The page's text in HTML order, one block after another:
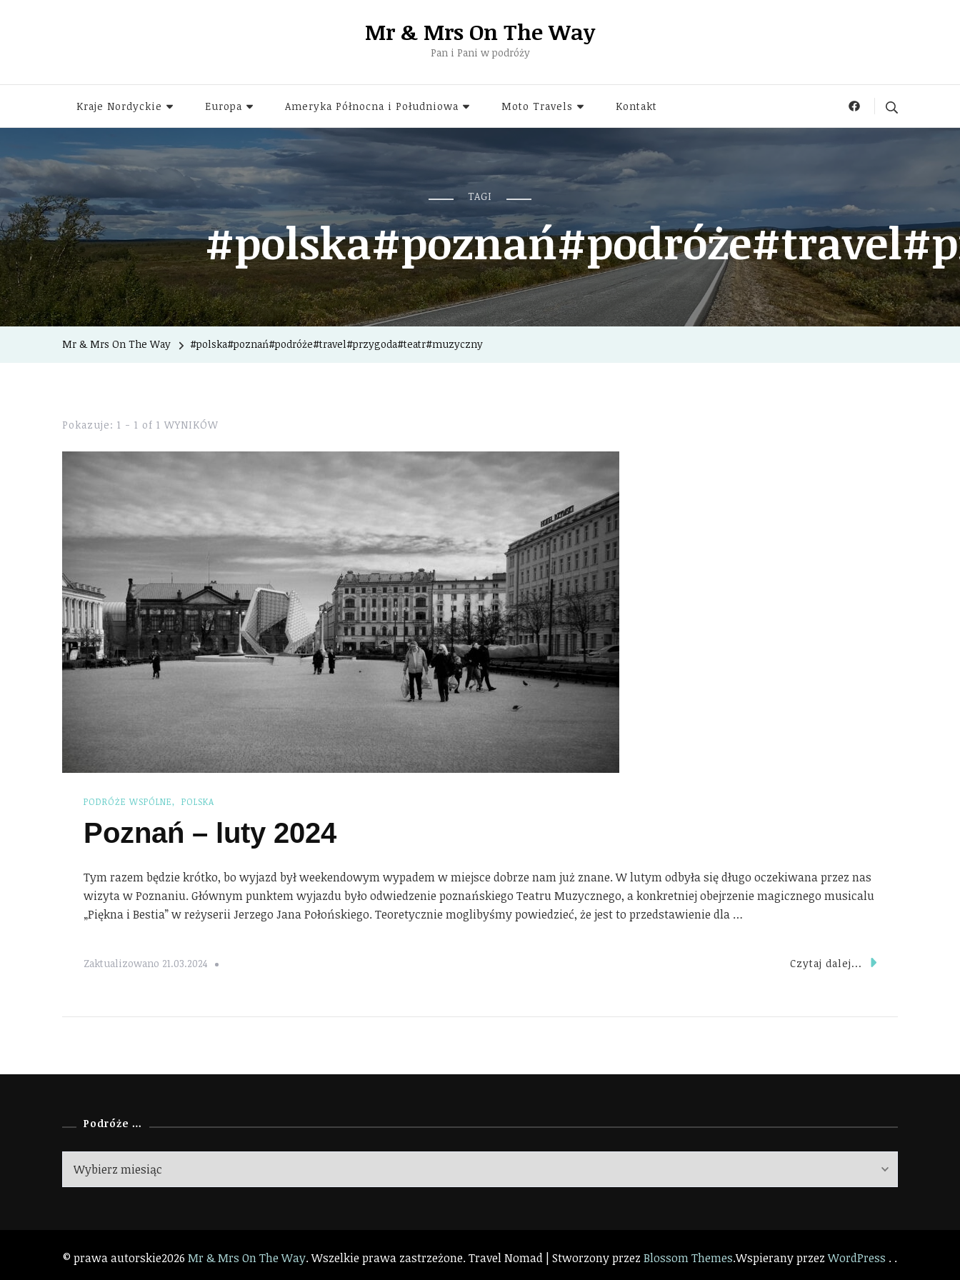
Mr & Mrs On The Way
Pan i Pani w podróży
Kraje Nordyckie Europa Ameryka Północna i Południowa Moto Travels Kontakt
TAGI
Mr & Mrs On The Way #polska#poznań#podróże#travel#przygoda#teatr#muzyczny
Pokazuje: 1 - 1 of 1 WYNIKÓW
PODRÓŻE WSPÓLNE POLSKA
Poznań – luty 2024
Tym razem będzie krótko, bo wyjazd był weekendowym wypadem w miejsce dobrze nam już znane. W lutym odbyła się długo oczekiwana przez nas
wizyta w Poznaniu. Głównym punktem wyjazdu było odwiedzenie poznańskiego Teatru Muzycznego, a konkretniej obejrzenie magicznego musicalu
„Piękna i Bestia” w reżyserii Jerzego Jana Połońskiego. Teoretycznie moglibyśmy powiedzieć, że jest to przedstawienie dla …
Zaktualizowano 21.03.2024 Czytaj dalej...
Podróże …
Podróże
© prawa autorskie2026 Mr & Mrs On The Way. Wszelkie prawa zastrzeżone.Travel Nomad | Stworzony przez Blossom Themes.Wspierany przezWordPress . .